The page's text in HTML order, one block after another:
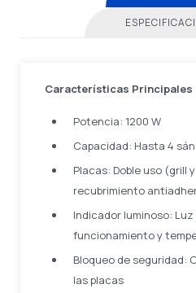
Características Principales
Potencia: 1200 W
Capacidad: Hasta 4
Placas: Doble uso (grill
recubrimiento
Indicador luminoso:
funcionamiento y
Bloqueo de seguridad:
las placas